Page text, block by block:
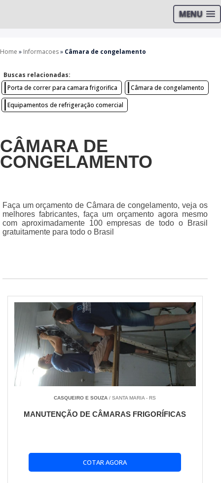
MENU
Home » Informacoes» Câmara de congelamento
Buscas relacionadas:
Porta de correr para camara frigorifica
Câmara de congelamento
Equipamentos de refrigeração comercial
CÂMARA DE
CONGELAMENTO
Faça um orçamento de Câmara de congelamento, veja os
melhores fabricantes, faça um orçamento agora mesmo
com aproximadamente 100 empresas de todo o Brasil
gratuitamente para todo o Brasil
CASQUEIRO E SOUZA / SANTA MARIA - RS
MANUTENÇÃO DE CÂMARAS FRIGORÍFICAS
COTAR AGORA